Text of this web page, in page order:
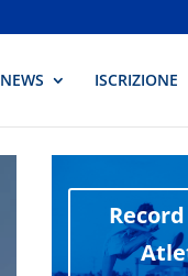
NEWS ISCRIZIONE